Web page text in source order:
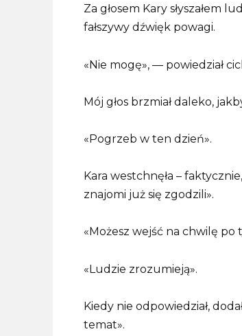
Za głosem Kary słyszałem
fałszywy dźwięk powagi.
«Nie mogę», — powiedział
Mój głos brzmiał daleko,
«Pogrzeb w ten dzień».
Kara westchnęła –
znajomi już się zgodzili».
«Możesz wejść na chwilę po
«Ludzie zrozumieją».
Kiedy nie odpowiedział,
temat».